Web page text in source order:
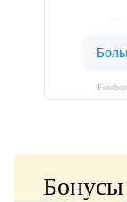
Бонусы